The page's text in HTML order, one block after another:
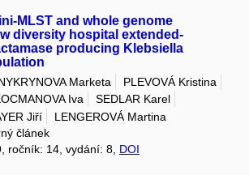
MLST and whole genome
diversity hospital extended-
producing Klebsiella
Marketa
PLEVOVÁ Kristina
Iva
SEDLAR Karel
Jiří
LENGEROVÁ Martina
článek
ročník: 14, vydání: 8, DOI